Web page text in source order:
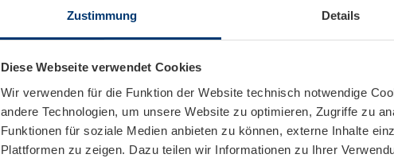
Zustimmung Details
Diese Webseite verwendet Cookies
Wir verwenden für die Funktion der Website technisch notwendige
andere Technologien, um unsere Website zu optimieren, Zugriffe zu
Funktionen für soziale Medien anbieten zu können, externe Inhalte
Plattformen zu zeigen. Dazu teilen wir Informationen zu Ihrer